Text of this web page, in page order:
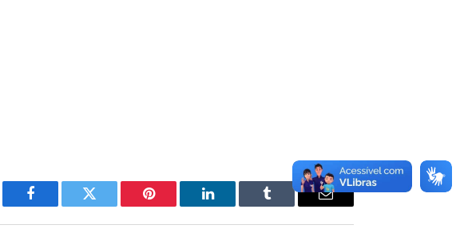
Facebook Twitter Pinterest LinkedIn Tumblr
E-